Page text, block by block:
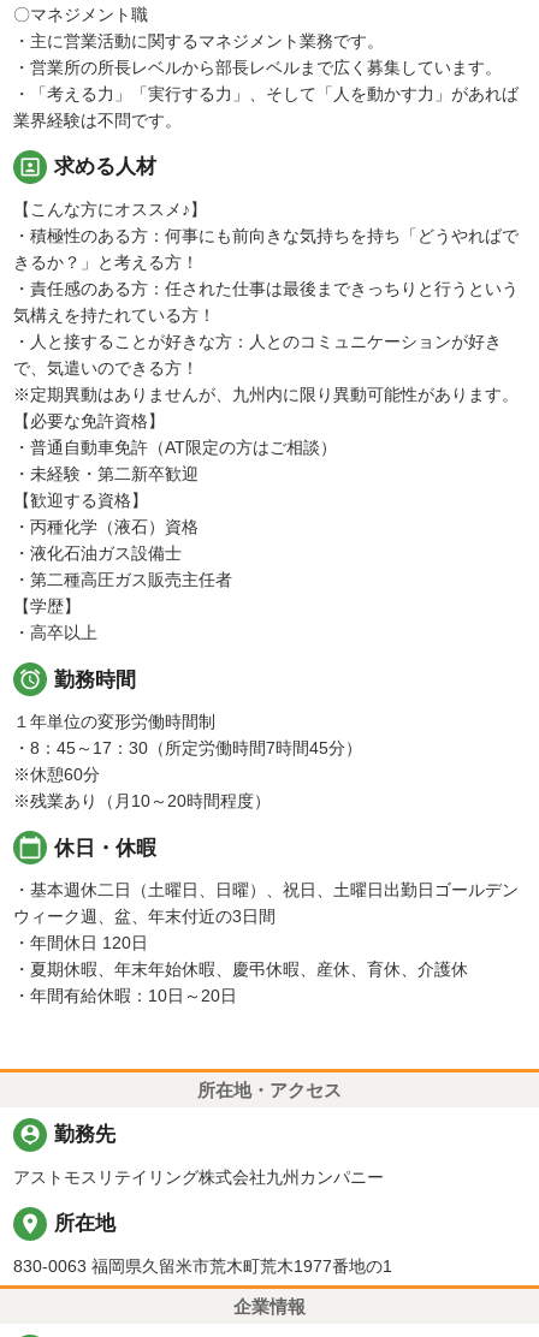
〇マネジメント職
・主に営業活動に関するマネジメント業務です。
・営業所の所長レベルから部長レベルまで広く募集しています。
・「考える力」「実行する力」、そして「人を動かす力」があれば
業界経験は不問です。
portrait 求める人材
【こんな方にオススメ♪】
・積極性のある方：何事にも前向きな気持ちを持ち「どうやればで
きるか？」と考える方！
・責任感のある方：任された仕事は最後まできっちりと行うという
気構えを持たれている方！
・人と接することが好きな方：人とのコミュニケーションが好き
で、気遣いのできる方！
※定期異動はありませんが、九州内に限り異動可能性があります。
【必要な免許資格】
・普通自動車免許（AT限定の方はご相談）
・未経験・第二新卒歓迎
【歓迎する資格】
・丙種化学（液石）資格
・液化石油ガス設備士
・第二種高圧ガス販売主任者
【学歴】
・高卒以上
 勤務時間
１年単位の変形労働時間制
・8：45～17：30（所定労働時間7時間45分）
※休憩60分
※残業あり（月10～20時間程度）
calendar_today 休日・休暇
・基本週休二日（土曜日、日曜）、祝日、土曜日出勤日ゴールデン
ウィーク週、盆、年末付近の3日間
・年間休日 120日
・夏期休暇、年末年始休暇、慶弔休暇、産休、育休、介護休
・年間有給休暇：10日～20日
所在地・アクセス
person_pin 勤務先
アストモスリテイリング株式会社九州カンパニー
place 所在地
830-0063 福岡県久留米市荒木町荒木1977番地の1
企業情報